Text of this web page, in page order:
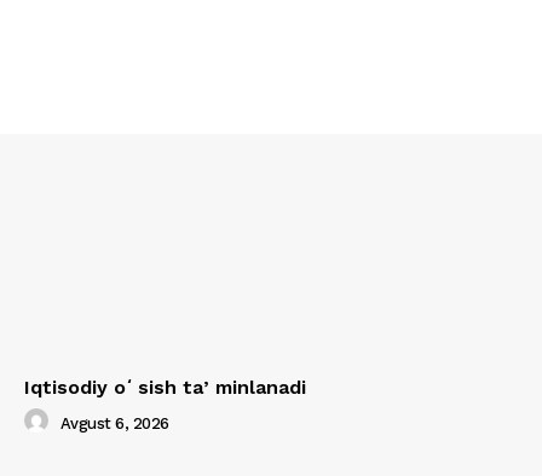
Iqtisodiy oʻsish taʼminlanadi
Avgust 6, 2026